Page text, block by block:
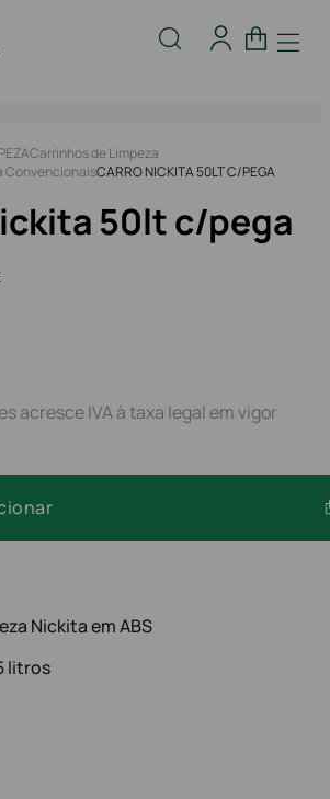
Carrinhos de Limpeza
ConvencionaisCARRO NICKITA 50LT C/PEGA
50lt c/pega
acresce IVA à taxa legal em vigor
Nickita em ABS
litros